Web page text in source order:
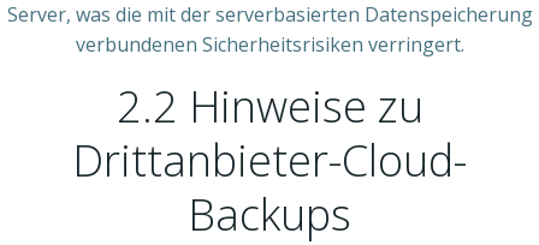
Server, was die mit der serverbasierten Datenspeicherung
verbundenen Sicherheitsrisiken verringert.
2.2 Hinweise zu
Drittanbieter-Cloud-
Backups